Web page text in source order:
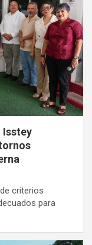
Isstey
criterios
para